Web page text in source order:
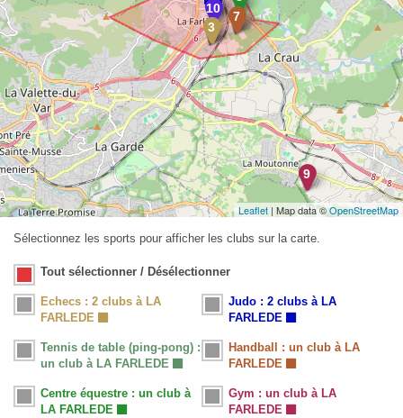
Leaflet | Map data ©OpenStreetMap
Sélectionnez les sports pour afficher les clubs sur la carte.
Tout sélectionner / Désélectionner
Echecs : 2 clubs à LA
FARLEDE
Judo : 2 clubs à LA
FARLEDE
Tennis de table (ping-pong) :
un club à LA FARLEDE
Handball : un club à LA
FARLEDE
Centre équestre : un club à
LA FARLEDE
Gym : un club à LA
FARLEDE